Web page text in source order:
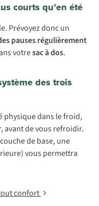
courts qu’en été
Prévoyez donc un
pauses régulièrement
votresac à dos.
des trois
physique dans le froid,
avant de vous refroidir.
de base, une
vous permettra
confort